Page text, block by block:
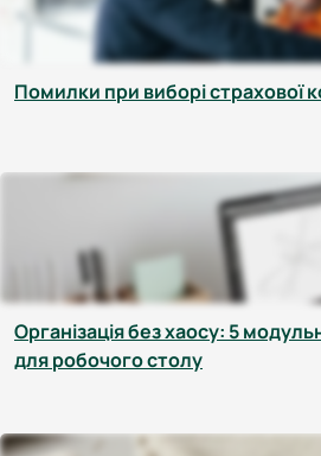
Помилки при виборі страхової
Організація без хаосу: 5
для робочого столу